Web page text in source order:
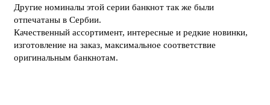
Другие номиналы этой серии банкнот так же были
отпечатаны в Сербии.
Качественный ассортимент, интересные и редкие новинки,
изготовление на заказ, максимальное соответствие
оригинальным банкнотам.